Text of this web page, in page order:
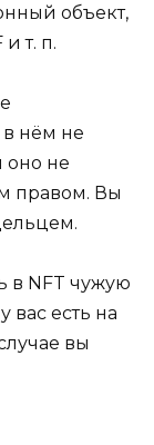
объект,
т. п.
в нём не
оно не
правом. Вы
в NFT чужую
вас есть на
вы